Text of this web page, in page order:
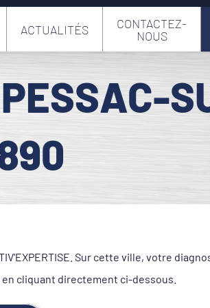
ACTUALITÉS
CONTACTEZ-
NOUS
Sur cette ville, votre
en cliquant directement ci-dessous.